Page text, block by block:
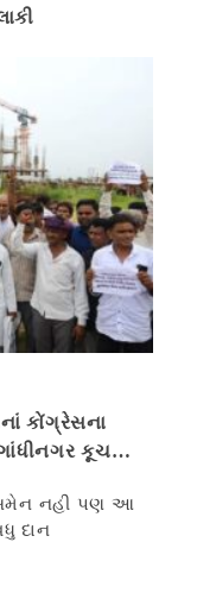
કોંગ્રેસના
કૂચ